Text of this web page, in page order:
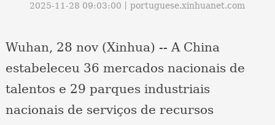
2025-11-28 09:03:00丨portuguese.xinhuanet.com
Wuhan, 28 nov (Xinhua) -- A China
estabeleceu 36 mercados nacionais de
talentos e 29 parques industriais
nacionais de serviços de recursos